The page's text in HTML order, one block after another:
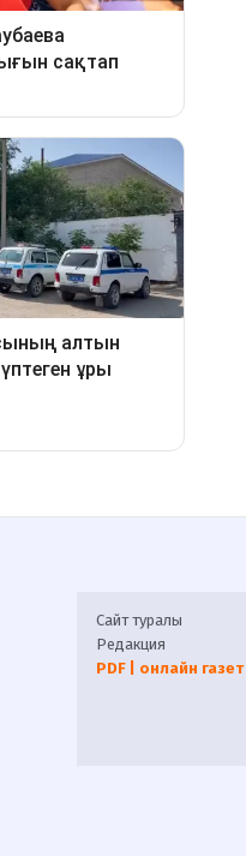
Сайт туралы
Редакция
PDF | онлайн газет